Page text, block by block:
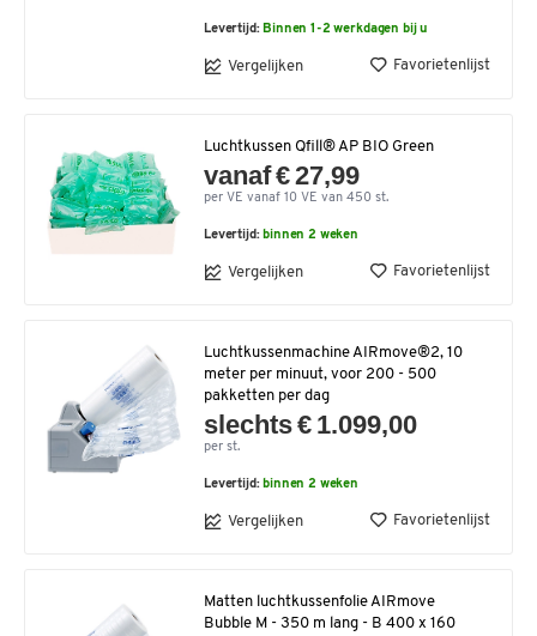
Levertijd: Binnen 1-2 werkdagen bij u
Vergelijken Favorietenlijst
Luchtkussen Qfill® AP BIO Green
vanaf € 27,99
per VE vanaf 10 VE van 450 st.
Levertijd: binnen 2 weken
Vergelijken Favorietenlijst
Luchtkussenmachine AIRmove®2, 10
meter per minuut, voor 200 - 500
pakketten per dag
slechts € 1.099,00
per st.
Levertijd: binnen 2 weken
Vergelijken Favorietenlijst
Matten luchtkussenfolie AIRmove
Bubble M - 350 m lang - B 400 x 160